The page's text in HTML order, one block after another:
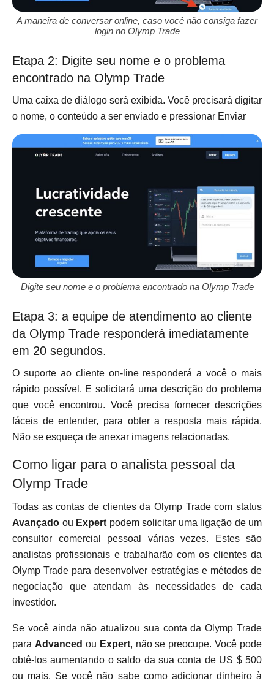
A maneira de conversar online, caso você não consiga fazer
login no Olymp Trade
Etapa 2: Digite seu nome e o problema
encontrado na Olymp Trade
Uma caixa de diálogo será exibida. Você precisará digitar
o nome, o conteúdo a ser enviado e pressionar Enviar
Digite seu nome e o problema encontrado na Olymp Trade
Etapa 3: a equipe de atendimento ao cliente
da Olymp Trade responderá imediatamente
em 20 segundos.
O suporte ao cliente on-line responderá a você o mais
rápido possível. E solicitará uma descrição do problema
que você encontrou. Você precisa fornecer descrições
fáceis de entender, para obter a resposta mais rápida.
Não se esqueça de anexar imagens relacionadas.
Como ligar para o analista pessoal da
Olymp Trade
Todas as contas de clientes da Olymp Trade com status
Avançado ou Expert podem solicitar uma ligação de um
consultor comercial pessoal várias vezes. Estes são
analistas profissionais e trabalharão com os clientes da
Olymp Trade para desenvolver estratégias e métodos de
negociação que atendam às necessidades de cada
investidor.
Se você ainda não atualizou sua conta da Olymp Trade
para Advanced ou Expert, não se preocupe. Você pode
obtê-los aumentando o saldo da sua conta de US $ 500
ou mais. Se você não sabe como adicionar dinheiro à